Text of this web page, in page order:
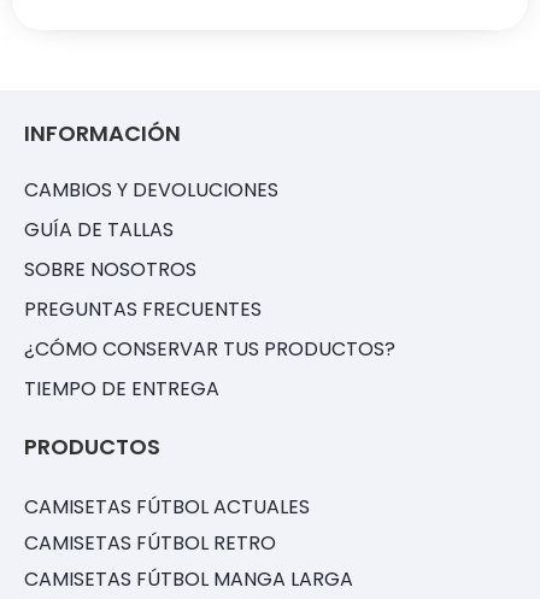
INFORMACIÓN
CAMBIOS Y DEVOLUCIONES
GUÍA DE TALLAS
SOBRE NOSOTROS
PREGUNTAS FRECUENTES
¿CÓMO CONSERVAR TUS PRODUCTOS?
TIEMPO DE ENTREGA
PRODUCTOS
CAMISETAS FÚTBOL ACTUALES
CAMISETAS FÚTBOL RETRO
CAMISETAS FÚTBOL MANGA LARGA